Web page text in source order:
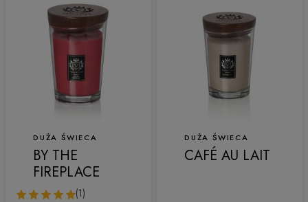
DUŻA ŚWIECA
BY THE
FIREPLACE
(1)
DUŻA ŚWIECA
CAFÉ AU LAIT